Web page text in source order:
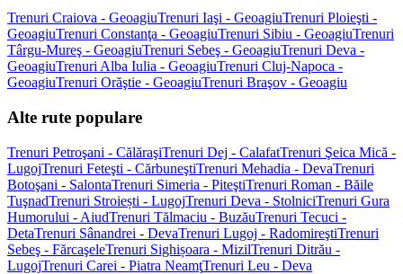
Trenuri Craiova - GeoagiuTrenuri Iaşi - GeoagiuTrenuri Ploieşti -
GeoagiuTrenuri Constanţa - GeoagiuTrenuri Sibiu - GeoagiuTrenuri
Târgu-Mureş - GeoagiuTrenuri Sebeş - GeoagiuTrenuri Deva -
GeoagiuTrenuri Alba Iulia - GeoagiuTrenuri Cluj-Napoca -
GeoagiuTrenuri Orăştie - GeoagiuTrenuri Braşov - Geoagiu
Alte rute populare
Trenuri Petroşani - CălăraşiTrenuri Dej - CalafatTrenuri Şeica Mică -
LugojTrenuri Feteşti - CărbuneştiTrenuri Mehadia - DevaTrenuri
Botoşani - SalontaTrenuri Simeria - PiteştiTrenuri Roman - Băile
TuşnadTrenuri Stroiești - LugojTrenuri Deva - StolniciTrenuri Gura
Humorului - AiudTrenuri Tălmaciu - BuzăuTrenuri Tecuci -
DetaTrenuri Sânandrei - DevaTrenuri Lugoj - RadomireştiTrenuri
Sebeş - FărcaşeleTrenuri Sighișoara - MizilTrenuri Ditrău -
LugojTrenuri Carei - Piatra NeamţTrenuri Leu - Deva